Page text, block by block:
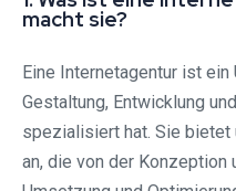
macht sie?
Eine Internetagentur ist
Gestaltung, Entwicklung
spezialisiert hat. Sie
an, die von der